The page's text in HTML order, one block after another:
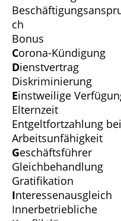
ch
Bonus
Corona-Kündigung
Dienstvertrag
Diskriminierung
Einstweilige
Elternzeit
Entgeltfortzahlung bei
Arbeitsunfähigkeit
Geschäftsführer
Gleichbehandlung
Gratifikation
Interessenausgleich
Innerbetriebliche